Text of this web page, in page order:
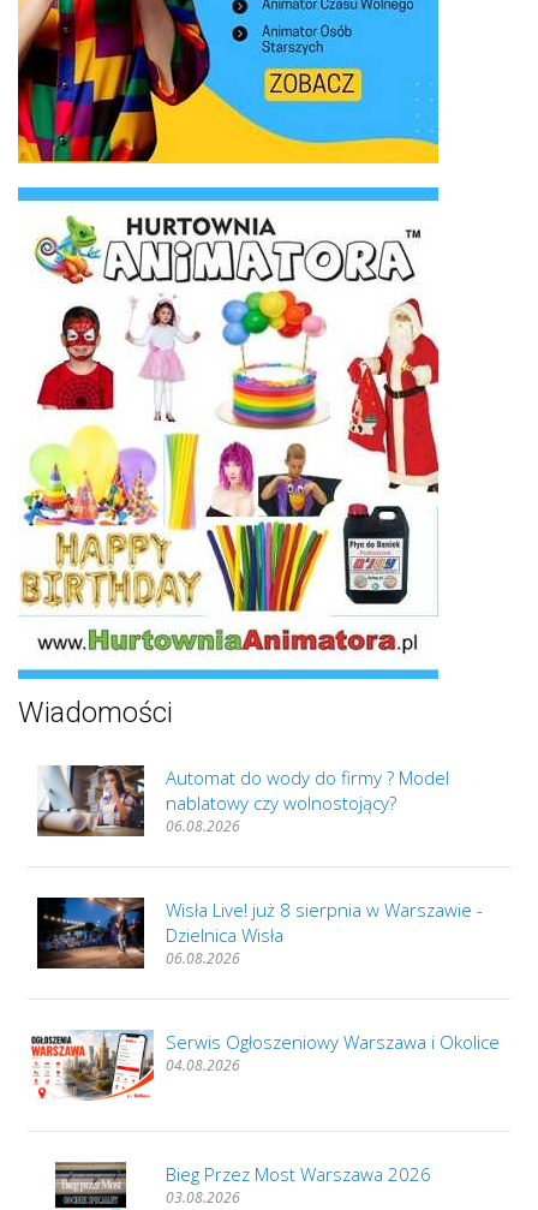
Wiadomości
Automat do wody do firmy ? Model
nablatowy czy wolnostojący?
06.08.2026
Wisła Live! już 8 sierpnia w Warszawie -
Dzielnica Wisła
06.08.2026
Serwis Ogłoszeniowy Warszawa i Okolice
04.08.2026
Bieg Przez Most Warszawa 2026
03.08.2026